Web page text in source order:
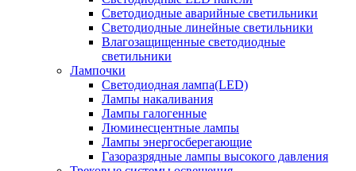
Светодиодные аварийные светильники
Светодиодные линейные светильники
Влагозащищенные светодиодные
светильники
Лампочки
Светодиодная лампа(LED)
Лампы накаливания
Лампы галогенные
Люминесцентные лампы
Лампы энергосберегающие
Газоразрядные лампы высокого давления